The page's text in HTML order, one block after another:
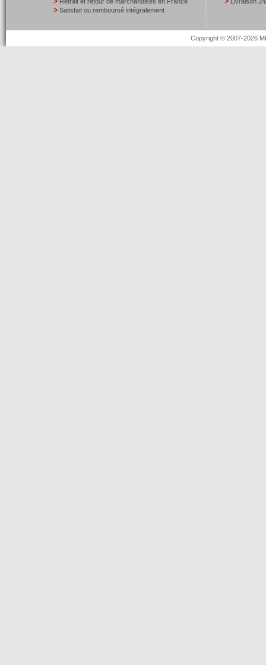
Satisfait ou remboursé intégralement
Copyright © 2007-2026